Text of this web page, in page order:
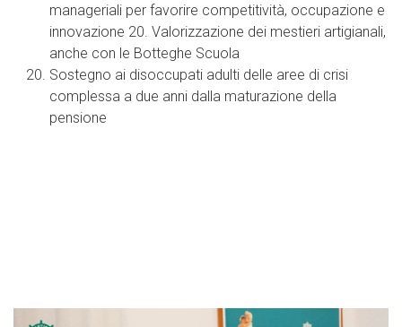
manageriali per favorire competitività, occupazione e
innovazione 20. Valorizzazione dei mestieri artigianali,
anche con le Botteghe Scuola
Sostegno ai disoccupati adulti delle aree di crisi
complessa a due anni dalla maturazione della
pensione